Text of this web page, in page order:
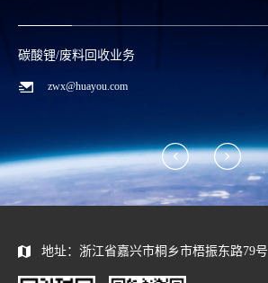
碳酸锂/废料回收业务
zwx@huayou.com
地址：浙江省嘉兴市桐乡市梧振东路79号